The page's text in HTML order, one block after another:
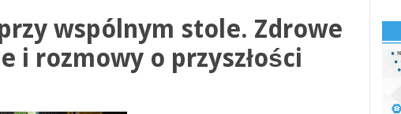
wspólnym stole. Zdrowe
i rozmowy o przyszłości